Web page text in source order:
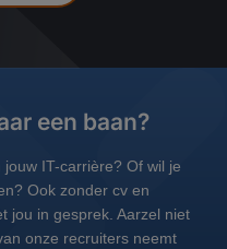
een baan?
IT-carrière? Of wil je
Ook zonder cv en
jou in gesprek. Aarzel niet
onze recruiters neemt